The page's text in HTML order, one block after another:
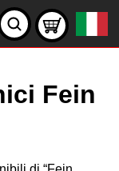
Fein